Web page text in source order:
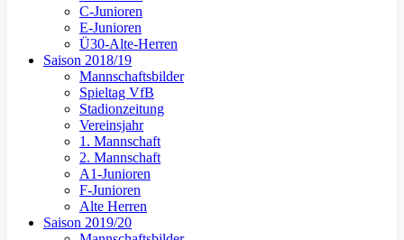
C-Junioren
E-Junioren
Ü30-Alte-Herren
Saison 2018/19
Mannschaftsbilder
Spieltag VfB
Stadionzeitung
Vereinsjahr
1. Mannschaft
2. Mannschaft
A1-Junioren
F-Junioren
Alte Herren
Saison 2019/20